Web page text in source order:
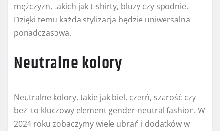
mężczyzn, takich jak t-shirty, bluzy czy spodnie.
Dzięki temu każda stylizacja będzie uniwersalna i
ponadczasowa.
Neutralne kolory
Neutralne kolory, takie jak biel, czerń, szarość czy
beż, to kluczowy element gender-neutral fashion. W
2024 roku zobaczymy wiele ubrań i dodatków w